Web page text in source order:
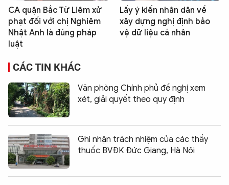
CA quận Bắc Từ Liêm xử
phạt đối với chị Nghiêm
Nhật Anh là đúng pháp
luật
Lấy ý kiến nhân dân về
xây dựng nghị định bảo
vệ dữ liệu cá nhân
CÁC TIN KHÁC
Văn phòng Chính phủ đề nghị xem
xét, giải quyết theo quy định
Ghi nhận trách nhiệm của các thầy
thuốc BVĐK Đức Giang, Hà Nội